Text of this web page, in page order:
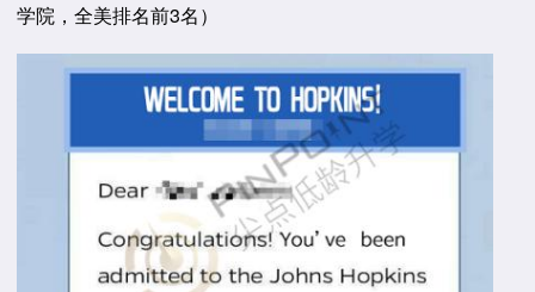
学院，全美排名前3名）